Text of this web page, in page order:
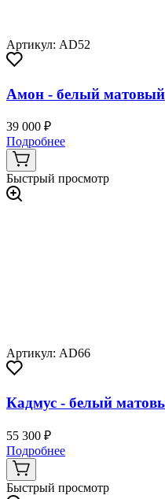
Артикул: AD52
Амон - белый матовый
39 000 ₽
Подробнее
Быстрый просмотр
Артикул: AD66
Кадмус - белый
55 300 ₽
Подробнее
Быстрый просмотр